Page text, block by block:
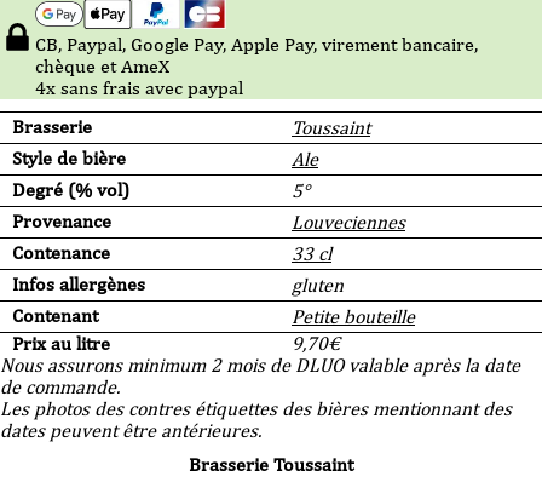
Brasserie
Toussaint
Style de bière
Ale
Degré (% vol)
5°
Provenance
Louveciennes
Contenance
33 cl
Infos allergènes
gluten
Contenant
Petite bouteille
Prix au litre
9,70€
Nous assurons minimum 2 mois de DLUO valable après la date
de commande.
Les photos des contres étiquettes des bières mentionnant des
dates peuvent être antérieures.
CB, Paypal, Google Pay, Apple Pay, virement bancaire,
chèque et AmeX
4x sans frais avec paypal
Brasserie Toussaint